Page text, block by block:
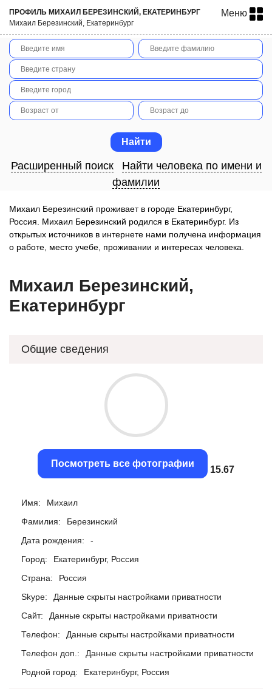
ПРОФИЛЬ МИХАИЛ БЕРЕЗИНСКИЙ, ЕКАТЕРИНБУРГ
Михаил Березинский, Екатеринбург
Меню
Расширенный поиск
Найти человека по имени и
фамилии
Михаил Березинский проживает в городе Екатеринбург,
Россия. Михаил Березинский родился в Екатеринбург. Из
открытых источников в интернете нами получена информация
о работе, место учебе, проживании и интересах человека.
Михаил Березинский,
Екатеринбург
Общие сведения
Посмотреть все фотографии
15.34
Имя:
Михаил
Фамилия:
Березинский
Дата рождения:
-
Город:
Екатеринбург, Россия
Страна:
Россия
Skype:
Данные скрыты настройками приватности
Сайт:
Данные скрыты настройками приватности
Телефон:
Данные скрыты настройками приватности
Телефон доп.:
Данные скрыты настройками приватности
Родной город:
Екатеринбург, Россия